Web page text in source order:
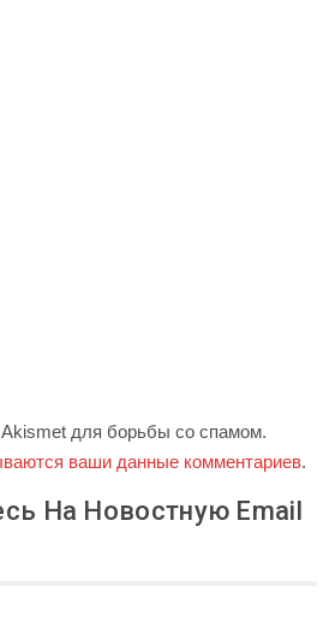
Akismet для борьбы со спамом.
ваши данные комментариев.
На Новостную Email